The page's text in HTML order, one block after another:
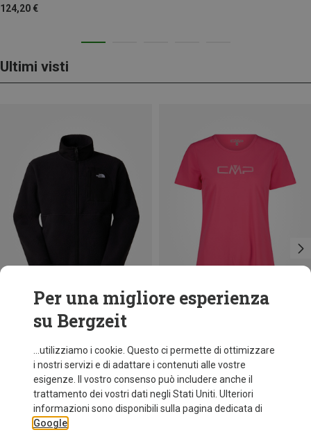
124,20 €
Ultimi visti
Taglie
The North Face
Giacca Yumiori Off Peak uomo
124,20 €
S M L
XL
Per una migliore esperienza
su Bergzeit
...utilizziamo i cookie. Questo ci permette di ottimizzare
i nostri servizi e di adattare i contenuti alle vostre
esigenze. Il vostro consenso può includere anche il
trattamento dei vostri dati negli Stati Uniti. Ulteriori
informazioni sono disponibili sulla pagina dedicata di
Google